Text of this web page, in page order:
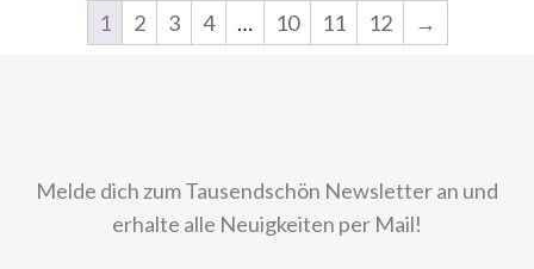
1 2 3 4 … 10 11 12 →
Melde dich zum Tausendschön Newsletter an und
erhalte alle Neuigkeiten per Mail!